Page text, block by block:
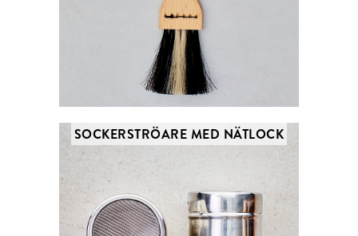
SOCKERSTRÖARE MED NÄTLOCK